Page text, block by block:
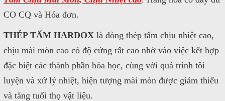
CO CQ và Hóa đơn.
THÉP TẤM HARDOX là dòng thép tấm chịu nhiệt cao,
chịu mài mòn cao có độ cứng rất cao nhờ vào việc kết hợp
đặc biệt các thành phần hóa học, cùng với quá trình tôi
luyện và xử lý nhiệt, hiện tượng mài mòn được giảm thiểu
và tăng tuổi thọ vật liệu.
LIÊN HỆ
0937 682 789
Email
satthepalpha@gmail.com